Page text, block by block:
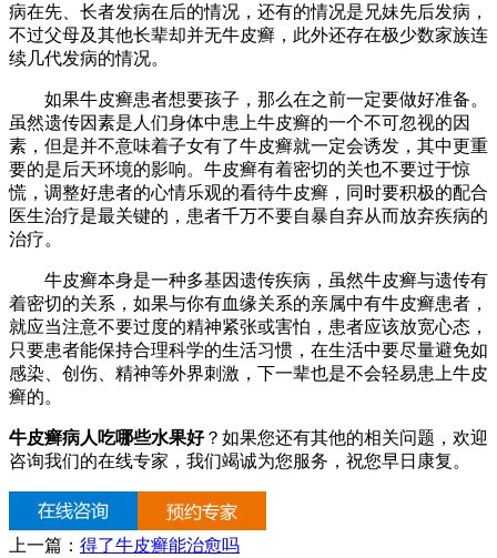
病在先、长者发病在后的情况，还有的情况是兄妹先后发病，
不过父母及其他长辈却并无牛皮癣，此外还存在极少数家族连
续几代发病的情况。
如果牛皮癣患者想要孩子，那么在之前一定要做好准备。
虽然遗传因素是人们身体中患上牛皮癣的一个不可忽视的因
素，但是并不意味着子女有了牛皮癣就一定会诱发，其中更重
要的是后天环境的影响。牛皮癣有着密切的关也不要过于惊
慌，调整好患者的心情乐观的看待牛皮癣，同时要积极的配合
医生治疗是最关键的，患者千万不要自暴自弃从而放弃疾病的
治疗。
牛皮癣本身是一种多基因遗传疾病，虽然牛皮癣与遗传有
着密切的关系，如果与你有血缘关系的亲属中有牛皮癣患者，
就应当注意不要过度的精神紧张或害怕，患者应该放宽心态，
只要患者能保持合理科学的生活习惯，在生活中要尽量避免如
感染、创伤、精神等外界刺激，下一辈也是不会轻易患上牛皮
癣的。
牛皮癣病人吃哪些水果好？如果您还有其他的相关问题，欢迎
咨询我们的在线专家，我们竭诚为您服务，祝您早日康复。
上一篇： 得了牛皮癣能治愈吗